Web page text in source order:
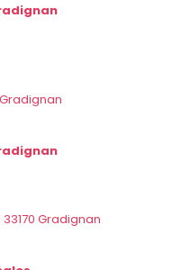
Gradignan